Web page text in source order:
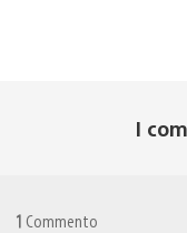
I
1 Commento